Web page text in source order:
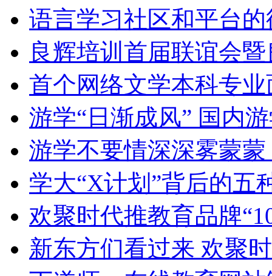
语言学习社区和平台
良辉培训首届联谊会
首个网络文学本科专
游学“日渐成风” 国内
游学不要情深深雾蒙
学大“X计划”背后的五
欢聚时代推教育品牌
新东方们看过来 欢聚